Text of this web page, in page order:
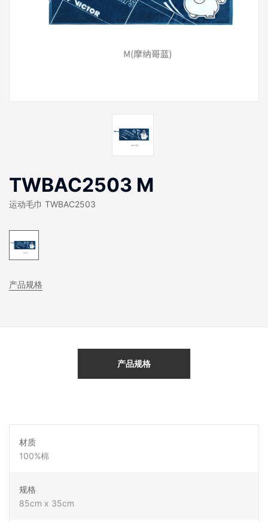
TWBAC2503 M
运动毛巾 TWBAC2503
产品规格
产品规格
材质
100%棉
规格
85cm x 35cm